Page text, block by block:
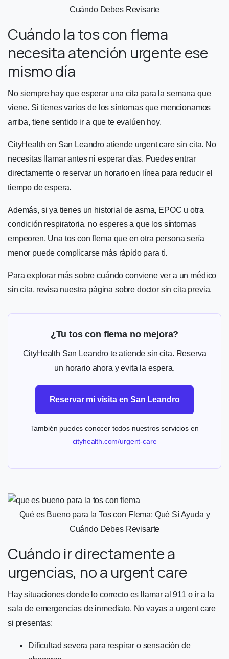
Cuándo Debes Revisarte
Cuándo la tos con flema
necesita atención urgente ese
mismo día
No siempre hay que esperar una cita para la semana que
viene. Si tienes varios de los síntomas que mencionamos
arriba, tiene sentido ir a que te evalúen hoy.
CityHealth en San Leandro atiende urgent care sin cita. No
necesitas llamar antes ni esperar días. Puedes entrar
directamente o reservar un horario en línea para reducir el
tiempo de espera.
Además, si ya tienes un historial de asma, EPOC u otra
condición respiratoria, no esperes a que los síntomas
empeoren. Una tos con flema que en otra persona sería
menor puede complicarse más rápido para ti.
Para explorar más sobre cuándo conviene ver a un médico
sin cita, revisa nuestra página sobre doctor sin cita previa.
¿Tu tos con flema no mejora?
CityHealth San Leandro te atiende sin cita. Reserva
un horario ahora y evita la espera.
Reservar mi visita en San Leandro
También puedes conocer todos nuestros servicios en
cityhealth.com/urgent-care
Qué es Bueno para la Tos con Flema: Qué Sí Ayuda y
Cuándo Debes Revisarte
Cuándo ir directamente a
urgencias, no a urgent care
Hay situaciones donde lo correcto es llamar al 911 o ir a la
sala de emergencias de inmediato. No vayas a urgent care
si presentas:
Dificultad severa para respirar o sensación de